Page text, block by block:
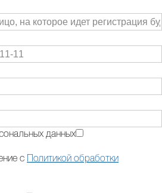
данных
с
Политикой обработки